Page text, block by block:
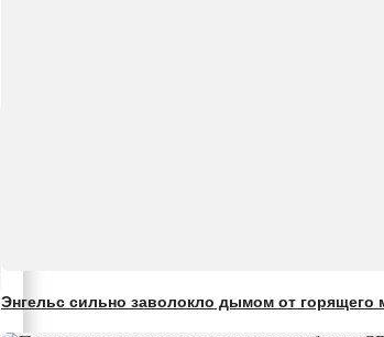
Энгельс сильно заволокло дымом от горящего